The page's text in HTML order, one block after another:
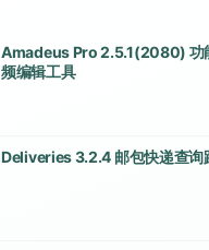
Amadeus Pro 2.5.1(2080) 功
频编辑工具
Deliveries 3.2.4 邮包快递查询